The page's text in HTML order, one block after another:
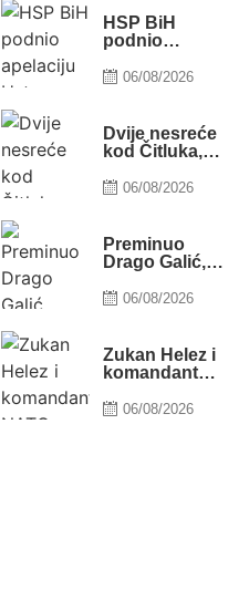
HSP BiH
podnio
Ustavnom sudu
Slavena
Kovačevića
06/08/2026
Dvije nesreće
kod Čitluka,
motociklista
06/08/2026
Preminuo
Drago Galić,
Euroherc
06/08/2026
Zukan Helez i
komandant
Bugojnu: Jedna
06/08/2026